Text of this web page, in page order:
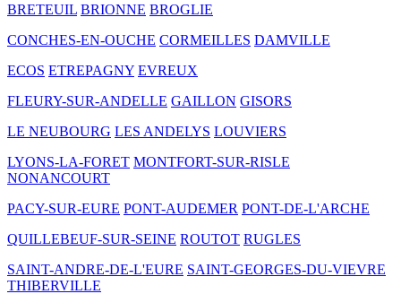
BRETEUIL BRIONNE BROGLIE
CONCHES-EN-OUCHE CORMEILLES DAMVILLE
ECOS ETREPAGNY EVREUX
FLEURY-SUR-ANDELLE GAILLON GISORS
LE NEUBOURG LES ANDELYS LOUVIERS
LYONS-LA-FORET MONTFORT-SUR-RISLE
NONANCOURT
PACY-SUR-EURE PONT-AUDEMER PONT-DE-L'ARCHE
QUILLEBEUF-SUR-SEINE ROUTOT RUGLES
SAINT-ANDRE-DE-L'EURE SAINT-GEORGES-DU-VIEVRE
THIBERVILLE